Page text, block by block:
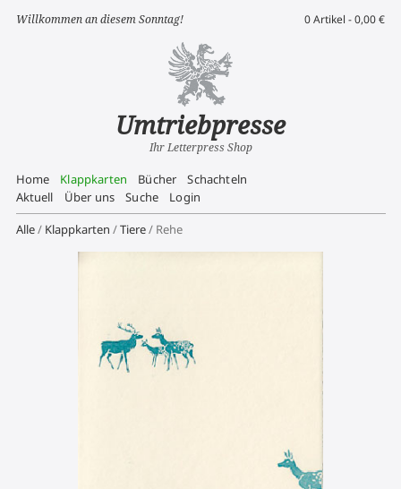
Willkommen an diesem Sonntag!
Umtriebpresse
Ihr Letterpress Shop
0 Artikel -0,00€
Home Klappkarten Bücher
Schachteln
Aktuell
Über uns Suche
Login
Alle/ Klappkarten /Tiere/ Rehe